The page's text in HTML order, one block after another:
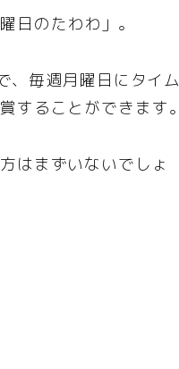
日のたわわ」。
毎週月曜日にタイム
することができます。
はまずいないでしょ